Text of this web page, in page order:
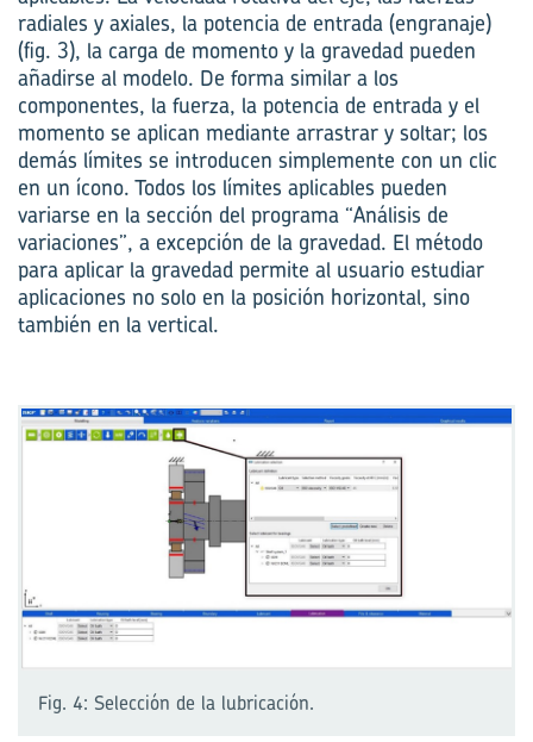
radiales y axiales, la potencia de entrada (engranaje)
(fig. 3), la carga de momento y la gravedad pueden
añadirse al modelo. De forma similar a los
componentes, la fuerza, la potencia de entrada y el
momento se aplican mediante arrastrar y soltar; los
demás límites se introducen simplemente con un clic
en un ícono. Todos los límites aplicables pueden
variarse en la sección del programa “Análisis de
variaciones”, a excepción de la gravedad. El método
para aplicar la gravedad permite al usuario estudiar
aplicaciones no solo en la posición horizontal, sino
también en la vertical.
Fig. 4: Selección de la lubricación.